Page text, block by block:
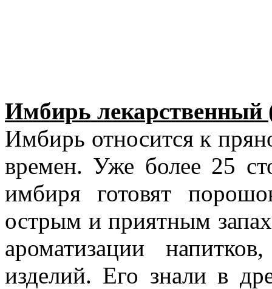
Имбирь лекарственный
Имбирь относится к
времен. Уже более 25
имбиря готовят
острым и приятным
ароматизации
изделий. Его знали в